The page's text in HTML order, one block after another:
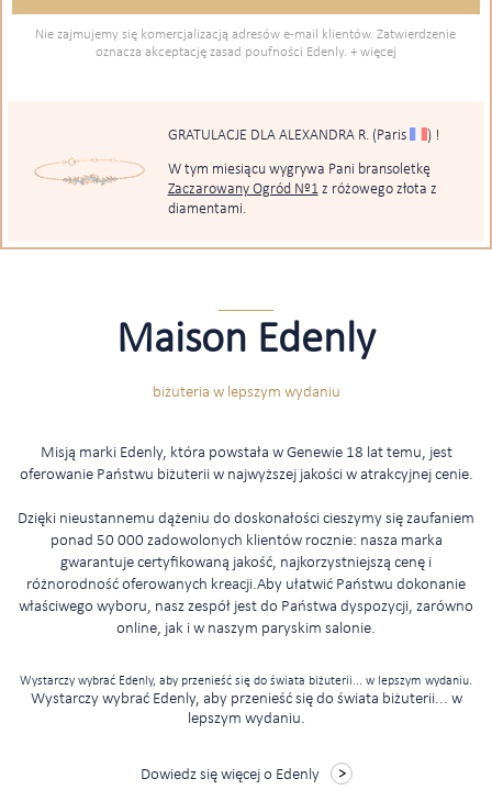
Nie zajmujemy się komercjalizacją adresów e-mail klientów. Zatwierdzenie
oznacza akceptację zasad poufności Edenly. + więcej
GRATULACJE DLA ALEXANDRA R. (Paris )!
W tym miesiącu wygrywa Pani bransoletkę
Zaczarowany Ogród Nº1z różowego złota z
diamentami.
Maison Edenly
biżuteria w lepszym wydaniu
Misją marki Edenly, która powstała w Genewie 18 lat temu, jest
oferowanie Państwu biżuterii w najwyższej jakości w atrakcyjnej cenie.
Dzięki nieustannemu dążeniu do doskonałości cieszymy się zaufaniem
ponad 50 000 zadowolonych klientów rocznie: nasza marka
gwarantuje certyfikowaną jakość, najkorzystniejszą cenę i
różnorodność oferowanych kreacji.Aby ułatwić Państwu dokonanie
właściwego wyboru, nasz zespół jest do Państwa dyspozycji, zarówno
online, jak i w naszym paryskim salonie.
Wystarczy wybrać Edenly, aby przenieść się do świata biżuterii... w lepszym wydaniu.
Wystarczy wybrać Edenly, aby przenieść się do świata biżuterii... w
lepszym wydaniu.
Dowiedz się więcej o Edenly